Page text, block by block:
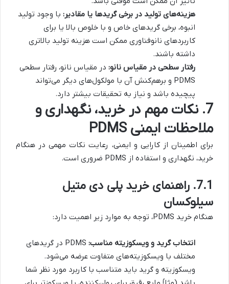
هزینه‌های تولید در برخی گریدها یا مقادیر: با وجود تولید
انبوه، برخی گریدهای خاص و با خلوص بالا یا برای
کاربردهای نانوفناوری ممکن است هزینه تولید بالاتری
داشته باشند.
رفتار سطحی در مقیاس نانو: در مقیاس نانو، رفتار سطحی
PDMS و برهم‌کنش آن با مولکول‌های دیگر می‌تواند
پیچیده باشد و نیاز به تحقیقات بیشتر دارد.
7. نکات مهم در خرید، نگهداری و
ملاحظات ایمنی PDMS
برای اطمینان از کارایی و ایمنی، رعایت نکات مهمی در هنگام
خرید، نگهداری و استفاده از PDMS ضروری است.
7.1. راهنمای خرید پلی دی متیل
سیلوکسان
هنگام خرید PDMS، توجه به موارد زیر اهمیت دارد:
انتخاب گرید و ویسکوزیته مناسب:
PDMS در گریدهای
مختلف با ویسکوزیته‌های متفاوت عرضه می‌شود.
ویسکوزیته و گرید باید متناسب با کاربرد مورد نظر شما